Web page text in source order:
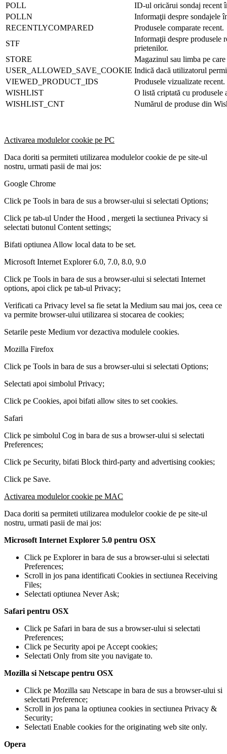
POLL
ID-ul oricărui sondaj recent
POLLN
Informaţii despre sondajele
RECENTLYCOMPARED
Produsele comparate recent.
STF
Informaţii despre produsele
prietenilor.
STORE
Magazinul sau limba pe
USER_ALLOWED_SAVE_COOKIE Indică dacă utilizatorul
VIEWED_PRODUCT_IDS
Produsele vizualizate recent.
WISHLIST
O listă criptată cu produsele
WISHLIST_CNT
Numărul de produse din
Activarea modulelor cookie pe PC
Daca doriti sa permiteti utilizarea modulelor cookie de pe site-ul
nostru, urmati pasii de mai jos:
Google Chrome
Click pe Tools in bara de sus a browser-ului si selectati Options;
Click pe tab-ul Under the Hood , mergeti la sectiunea Privacy si
selectati butonul Content settings;
Bifati optiunea Allow local data to be set.
Microsoft Internet Explorer 6.0, 7.0, 8.0, 9.0
Click pe Tools in bara de sus a browser-ului si selectati Internet
options, apoi click pe tab-ul Privacy;
Verificati ca Privacy level sa fie setat la Medium sau mai jos, ceea ce
va permite browser-ului utilizarea si stocarea de cookies;
Setarile peste Medium vor dezactiva modulele cookies.
Mozilla Firefox
Click pe Tools in bara de sus a browser-ului si selectati Options;
Selectati apoi simbolul Privacy;
Click pe Cookies, apoi bifati allow sites to set cookies.
Safari
Click pe simbolul Cog in bara de sus a browser-ului si selectati
Preferences;
Click pe Security, bifati Block third-party and advertising cookies;
Click pe Save.
Activarea modulelor cookie pe MAC
Daca doriti sa permiteti utilizarea modulelor cookie de pe site-ul
nostru, urmati pasii de mai jos:
Microsoft Internet Explorer 5.0 pentru OSX
Click pe Explorer in bara de sus a browser-ului si selectati
Preferences;
Scroll in jos pana identificati Cookies in sectiunea Receiving
Files;
Selectati optiunea Never Ask;
Safari pentru OSX
Click pe Safari in bara de sus a browser-ului si selectati
Preferences;
Click pe Security apoi pe Accept cookies;
Selectati Only from site you navigate to.
Mozilla si Netscape pentru OSX
Click pe Mozilla sau Netscape in bara de sus a browser-ului si
selectati Preference;
Scroll in jos pana la optiunea cookies in sectiunea Privacy &
Security;
Selectati Enable cookies for the originating web site only.
Opera